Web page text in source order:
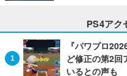
PS4アク
『パワプロ
ど修正の第2回
いるとの声も